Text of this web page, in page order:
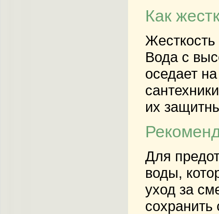
Как
Вода с
оседает
их
Для
воды,
уход за